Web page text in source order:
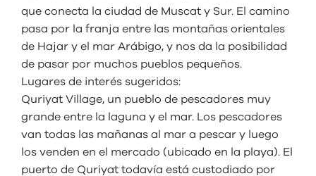
que conecta la ciudad de Muscat y Sur. El camino
pasa por la franja entre las montañas orientales
de Hajar y el mar Arábigo, y nos da la posibilidad
de pasar por muchos pueblos pequeños.
Lugares de interés sugeridos:
Quriyat Village, un pueblo de pescadores muy
grande entre la laguna y el mar. Los pescadores
van todas las mañanas al mar a pescar y luego
los venden en el mercado (ubicado en la playa). El
puerto de Quriyat todavía está custodiado por